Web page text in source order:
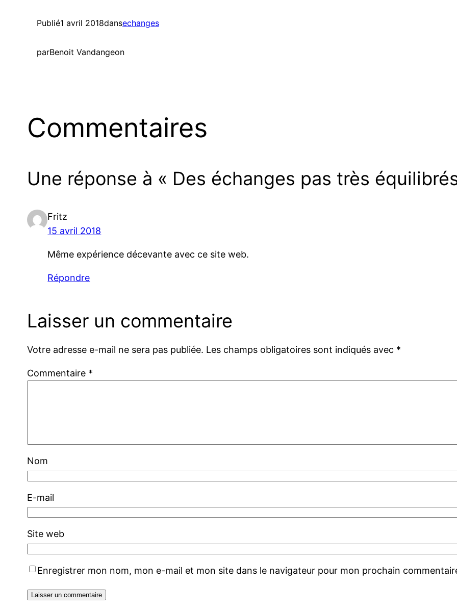
Publié1 avril 2018dansechanges
parBenoit Vandangeon
Commentaires
Une réponse à « Des échanges pas très
Fritz
15 avril 2018
Même expérience décevante avec ce site web.
Répondre
Laisser un commentaire
Votre adresse e-mail ne sera pas publiée. Les champs obligatoires sont indiqués avec *
Commentaire *
Nom
E-mail
Site web
Enregistrer mon nom, mon e-mail et mon site dans le navigateur pour mon prochain